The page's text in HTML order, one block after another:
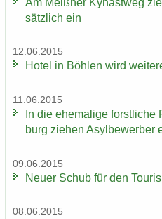
sätz­lich ein
12.06.2015
Hotel in Böh­len wird
11.06.2015
In die ehe­ma­li­ge
burg zie­hen Asyl­be­wer­ber
09.06.2015
Neuer Schub für den
08.06.2015